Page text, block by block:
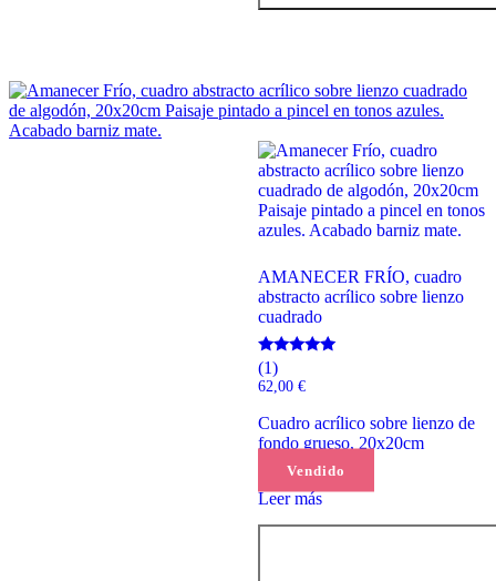
Vendido
AMANECER FRÍO, cuadro
abstracto acrílico sobre lienzo
cuadrado
Valorado
con
5.00
(1)
62,00 €
Cuadro acrílico sobre lienzo de
fondo grueso, 20x20cm
Leer más